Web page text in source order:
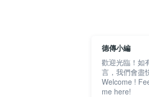
德傳小編
歡迎光臨！如
言，我們會盡
Welcome !
me here!